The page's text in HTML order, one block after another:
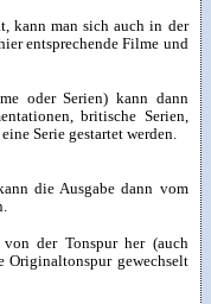
kann man sich auch in der
entsprechende Filme und
oder Serien) kann dann
britische Serien,
Serie gestartet werden.
die Ausgabe dann vom
der Tonspur her (auch
Originaltonspur gewechselt